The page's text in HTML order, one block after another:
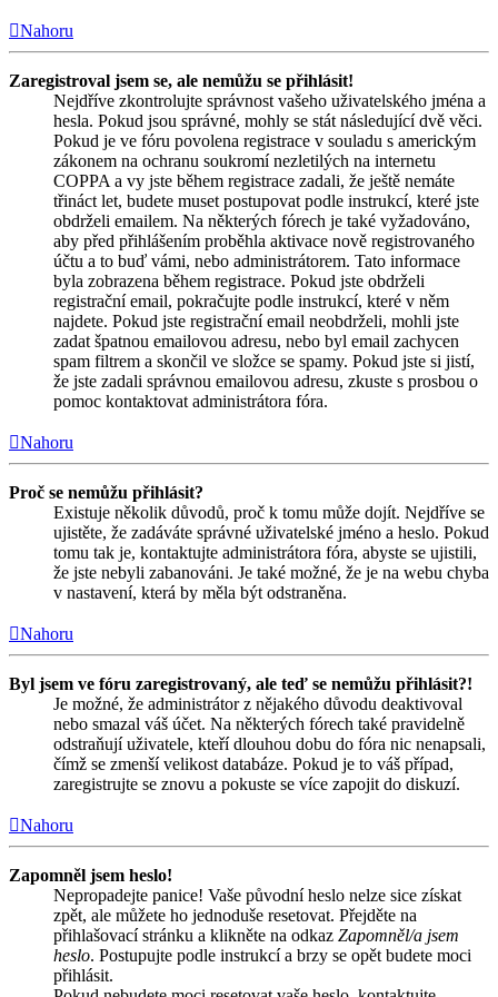
Nahoru
Zaregistroval jsem se, ale nemůžu se přihlásit!
Nejdříve zkontrolujte správnost vašeho uživatelského jména a
hesla. Pokud jsou správné, mohly se stát následující dvě věci.
Pokud je ve fóru povolena registrace v souladu s americkým
zákonem na ochranu soukromí nezletilých na internetu
COPPA a vy jste během registrace zadali, že ještě nemáte
třináct let, budete muset postupovat podle instrukcí, které jste
obdrželi emailem. Na některých fórech je také vyžadováno,
aby před přihlášením proběhla aktivace nově registrovaného
účtu a to buď vámi, nebo administrátorem. Tato informace
byla zobrazena během registrace. Pokud jste obdrželi
registrační email, pokračujte podle instrukcí, které v něm
najdete. Pokud jste registrační email neobdrželi, mohli jste
zadat špatnou emailovou adresu, nebo byl email zachycen
spam filtrem a skončil ve složce se spamy. Pokud jste si jistí,
že jste zadali správnou emailovou adresu, zkuste s prosbou o
pomoc kontaktovat administrátora fóra.
Nahoru
Proč se nemůžu přihlásit?
Existuje několik důvodů, proč k tomu může dojít. Nejdříve se
ujistěte, že zadáváte správné uživatelské jméno a heslo. Pokud
tomu tak je, kontaktujte administrátora fóra, abyste se ujistili,
že jste nebyli zabanováni. Je také možné, že je na webu chyba
v nastavení, která by měla být odstraněna.
Nahoru
Byl jsem ve fóru zaregistrovaný, ale teď se nemůžu přihlásit?!
Je možné, že administrátor z nějakého důvodu deaktivoval
nebo smazal váš účet. Na některých fórech také pravidelně
odstraňují uživatele, kteří dlouhou dobu do fóra nic nenapsali,
čímž se zmenší velikost databáze. Pokud je to váš případ,
zaregistrujte se znovu a pokuste se více zapojit do diskuzí.
Nahoru
Zapomněl jsem heslo!
Nepropadejte panice! Vaše původní heslo nelze sice získat
zpět, ale můžete ho jednoduše resetovat. Přejděte na
přihlašovací stránku a klikněte na odkaz Zapomněl/a jsem
heslo. Postupujte podle instrukcí a brzy se opět budete moci
přihlásit.